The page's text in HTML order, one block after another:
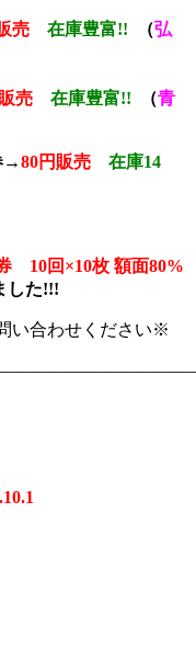
売 在庫豊富!! （弘
売 在庫豊富!! （青
→80円販売
在庫14
10回×10枚 額面80%
した!!!
い合わせください※